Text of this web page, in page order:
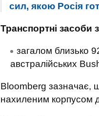
сил, якою Росія
Транспортні засоби
загалом близько
австралійських
Bloomberg зазначає,
нахиленим корпусом